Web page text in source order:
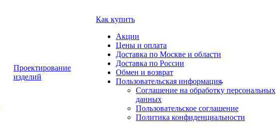
Проектирование
изделий
Как купить
Акции
Цены и оплата
Доставка по Москве и области
Доставка по России
Обмен и возврат
Пользовательская информация
Соглашение на обработку персональных
данных
Пользовательское соглашение
Политика конфиденциальности